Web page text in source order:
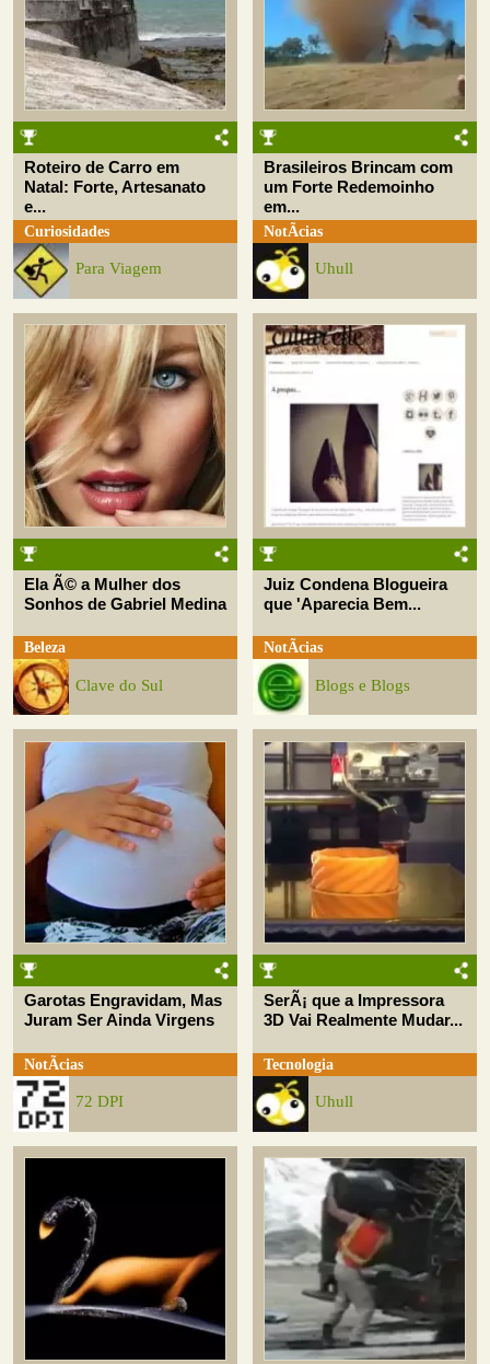
Roteiro de Carro em
Natal: Forte, Artesanato
e...
Curiosidades
Para Viagem
Brasileiros Brincam com
um Forte Redemoinho
em...
NotÃ­cias
Uhull
Ela Ã© a Mulher dos
Sonhos de Gabriel Medina
Beleza
Clave do Sul
Juiz Condena Blogueira
que 'Aparecia Bem...
NotÃ­cias
Blogs e Blogs
Garotas Engravidam, Mas
Juram Ser Ainda Virgens
NotÃ­cias
72 DPI
SerÃ¡ que a Impressora
3D Vai Realmente Mudar...
Tecnologia
Uhull